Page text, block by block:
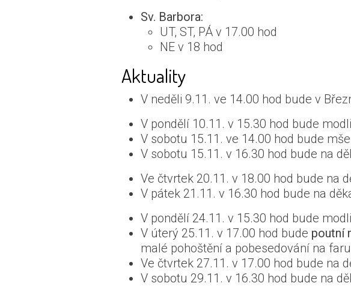
Sv. Barbora:
UT, ST, PÁ v 17.00 hod
NE v 18 hod
Aktuality
V neděli 9.11. ve 14.00 hod bude v
V pondělí 10.11. v 15.30 hod bude
V sobotu 15.11. ve 14.00 hod bude
V sobotu 15.11. v 16.30 hod bude na
Ve čtvrtek 20.11. v 18.00 hod bude na
V pátek 21.11. v 16.30 hod bude na
V pondělí 24.11. v 15.30 hod bude
V úterý 25.11. v 17.00 hod bude poutní
malé pohoštění a pobesedování na
Ve čtvrtek 27.11. v 17.00 hod bude na
V sobotu 29.11. v 16.30 hod bude na